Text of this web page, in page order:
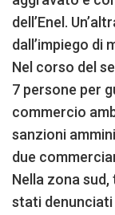
dell’Enel.
dall’impiego di
Nel corso del
7 persone per
commercio
sanzioni
due
Nella zona
stati